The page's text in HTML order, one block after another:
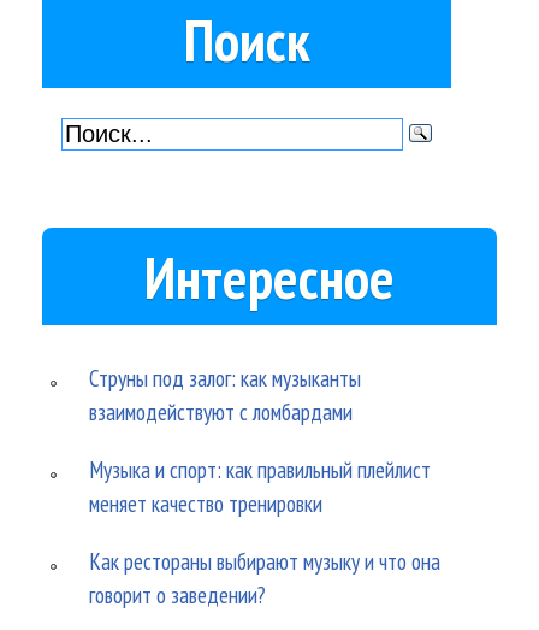
Поиск
Интересное
Струны под залог: как музыканты
взаимодействуют с ломбардами
Музыка и спорт: как правильный плейлист
меняет качество тренировки
Как рестораны выбирают музыку и что она
говорит о заведении?